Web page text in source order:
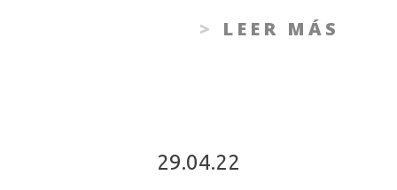
LEER MÁS
29.04.22